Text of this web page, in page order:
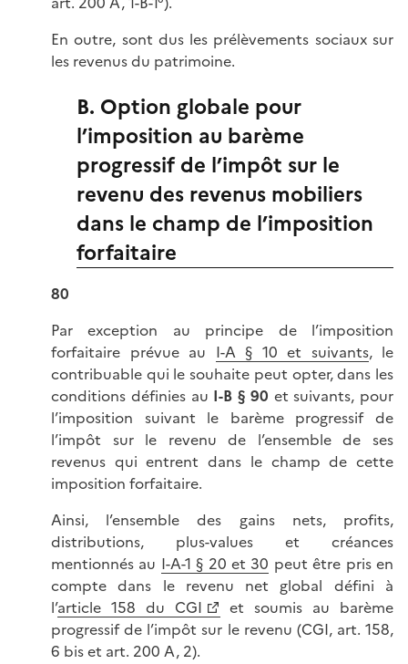
En outre, sont dus les prélèvements sociaux sur
les revenus du patrimoine.
B. Option globale pour
l’imposition au barème
progressif de l’impôt sur le
revenu des revenus mobiliers
dans le champ de l’imposition
forfaitaire
80
Par exception au principe de l’imposition
forfaitaire prévue au I-A § 10 et suivants, le
contribuable qui le souhaite peut opter, dans les
conditions définies au I-B § 90 et suivants, pour
l’imposition suivant le barème progressif de
l’impôt sur le revenu de l’ensemble de ses
revenus qui entrent dans le champ de cette
imposition forfaitaire.
Ainsi, l’ensemble des gains nets, profits,
distributions, plus-values et créances
mentionnés au I-A-1 § 20 et 30 peut être pris en
compte dans le revenu net global défini à
l’article 158 du CGI
et soumis au barème
progressif de l’impôt sur le revenu (CGI, art. 158,
6 bis et art. 200 A, 2).